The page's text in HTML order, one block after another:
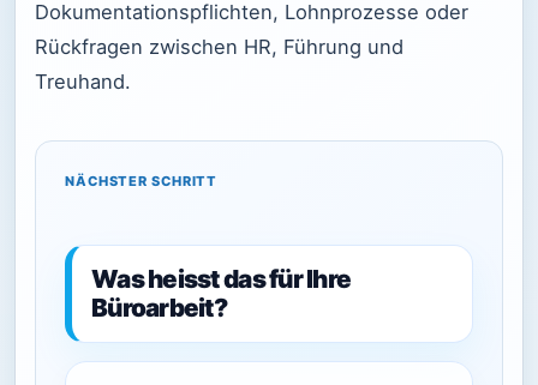
Dokumentationspflichten, Lohnprozesse oder
Rückfragen zwischen HR, Führung und
Treuhand.
NÄCHSTER SCHRITT
Was heisst das für Ihre
Büroarbeit?